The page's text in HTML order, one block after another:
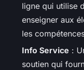
ligne qui utilise
enseigner aux
les
Info Service :
soutien qui